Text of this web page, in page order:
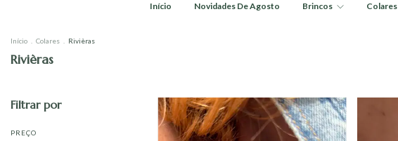
Início Novidades De Agosto Brincos Colares
Início Colares Rivièras
Rivièras
Filtrar por
PREÇO